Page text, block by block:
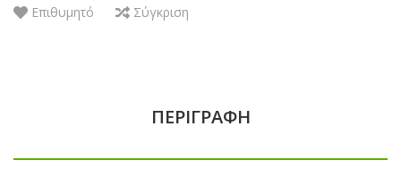
Επιθυμητό Σύγκριση
ΠΕΡΙΓΡΑΦΉ